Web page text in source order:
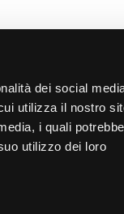
dei social
utilizza il nostro
i quali
utilizzo dei loro
Counter
Locker